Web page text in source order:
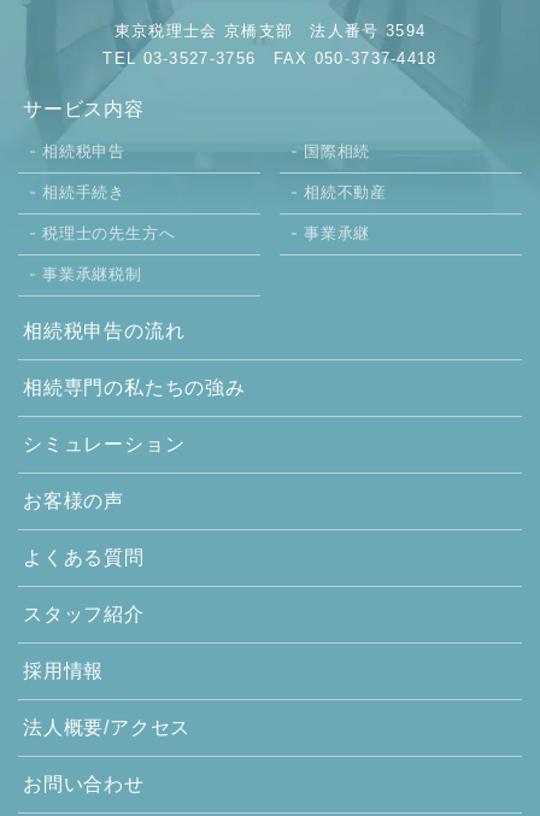
東京税理士会 京橋支部法人番号 3594
TEL 03-3527-3756 FAX 050-3737-4418
サービス内容
相続税申告 国際相続
相続手続き 相続不動産
税理士の先生方へ 事業承継
事業承継税制
相続税申告の流れ
相続専門の私たちの強み
シミュレーション
お客様の声
よくある質問
スタッフ紹介
採用情報
法人概要/アクセス
お問い合わせ